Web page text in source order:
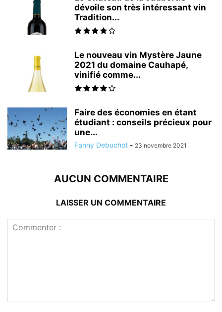
dévoile son très intéressant vin
Tradition...
Le nouveau vin Mystère Jaune
2021 du domaine Cauhapé,
vinifié comme...
Faire des économies en étant
étudiant : conseils précieux pour
une...
Fanny Debuchot - 23 novembre 2021
AUCUN COMMENTAIRE
LAISSER UN COMMENTAIRE